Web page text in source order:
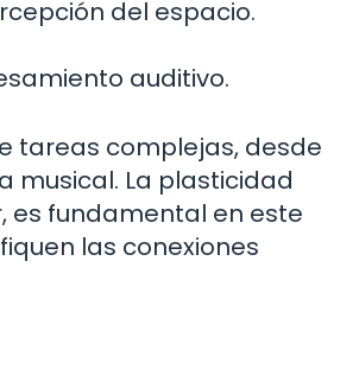
del espacio.
auditivo.
tareas complejas, desde
musical. La plasticidad
fundamental en este
las conexiones